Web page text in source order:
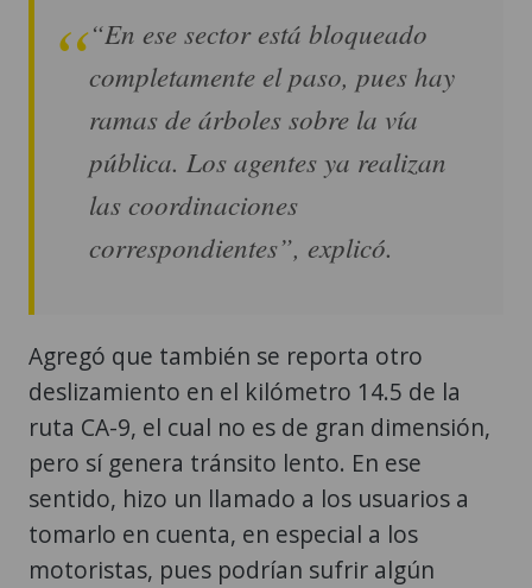
“En ese sector está bloqueado
completamente el paso, pues hay
ramas de árboles sobre la vía
pública. Los agentes ya realizan
las coordinaciones
correspondientes”, explicó.
Agregó que también se reporta otro
deslizamiento en el kilómetro 14.5 de la
ruta CA-9, el cual no es de gran dimensión,
pero sí genera tránsito lento. En ese
sentido, hizo un llamado a los usuarios a
tomarlo en cuenta, en especial a los
motoristas, pues podrían sufrir algún